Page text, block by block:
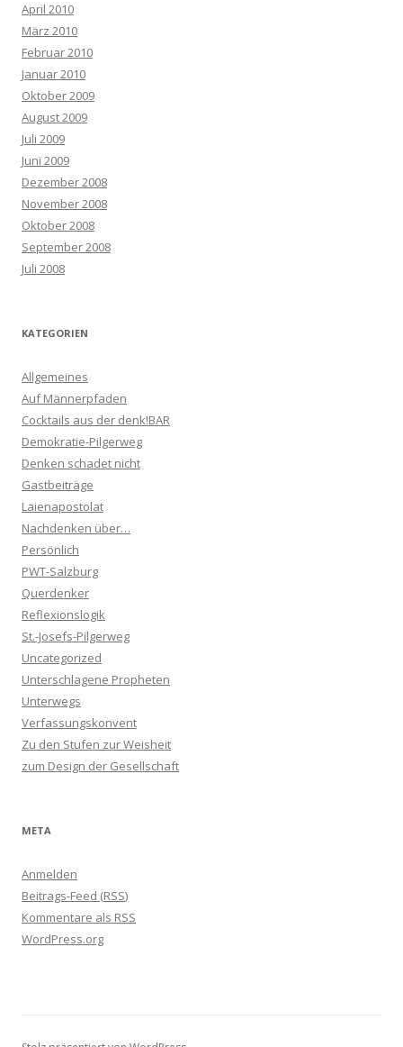
April 2010
März 2010
Februar 2010
Januar 2010
Oktober 2009
August 2009
Juli 2009
Juni 2009
Dezember 2008
November 2008
Oktober 2008
September 2008
Juli 2008
KATEGORIEN
Allgemeines
Auf Männerpfaden
Cocktails aus der denk!BAR
Demokratie-Pilgerweg
Denken schadet nicht
Gastbeiträge
Laienapostolat
Nachdenken über…
Persönlich
PWT-Salzburg
Querdenker
Reflexionslogik
St.-Josefs-Pilgerweg
Uncategorized
Unterschlagene Propheten
Unterwegs
Verfassungskonvent
Zu den Stufen zur Weisheit
zum Design der Gesellschaft
META
Anmelden
Beitrags-Feed (RSS)
Kommentare als RSS
WordPress.org